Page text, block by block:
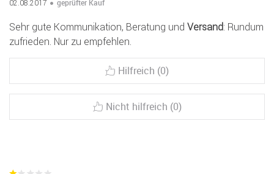
02.08.2017 geprüfter Kauf
Sehr gute Kommunikation, Beratung und Versand: Rundum
zufrieden. Nur zu empfehlen.
Hilfreich (0)
Nicht hilfreich (0)